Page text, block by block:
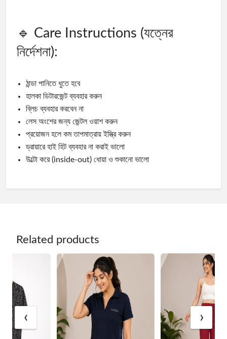
🔹 Care Instructions (যত্নের
নির্দেশনা):
ঠান্ডা পানিতে ধুতে হবে
হালকা ডিটারজেন্ট ব্যবহার করুন
ব্লিচ ব্যবহার করবেন না
লেস অংশের জন্য জেন্টল ওয়াশ করুন
প্রয়োজন হলে কম তাপমাত্রায় ইস্ত্রি করুন
ড্রায়ারে হাই হিট ব্যবহার না করাই ভালো
উল্টো করে (inside-out) ধোয়া ও শুকানো ভালো
Related products
‹ ›